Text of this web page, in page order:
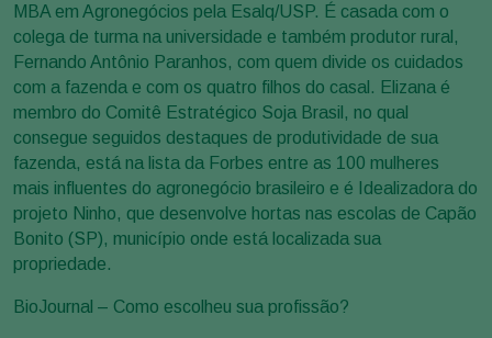
MBA em Agronegócios pela Esalq/USP. É casada com o
colega de turma na universidade e também produtor rural,
Fernando Antônio Paranhos, com quem divide os cuidados
com a fazenda e com os quatro filhos do casal. Elizana é
membro do Comitê Estratégico Soja Brasil, no qual
consegue seguidos destaques de produtividade de sua
fazenda, está na lista da Forbes entre as 100 mulheres
mais influentes do agronegócio brasileiro e é Idealizadora do
projeto Ninho, que desenvolve hortas nas escolas de Capão
Bonito (SP), município onde está localizada sua
propriedade.
BioJournal – Como escolheu sua profissão?